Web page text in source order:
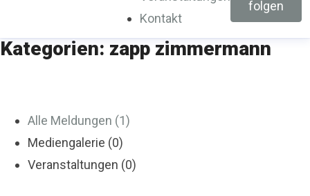
Kontakt
folgen
Kategorien: zapp zimmermann
Alle Meldungen (1)
Mediengalerie (0)
Veranstaltungen (0)